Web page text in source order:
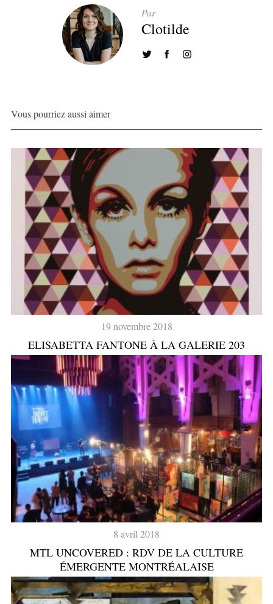
Par
Clotilde
Vous pourriez aussi aimer
19 novembre 2018
ELISABETTA FANTONE À LA GALERIE 203
8 avril 2018
MTL UNCOVERED : RDV DE LA CULTURE
ÉMERGENTE MONTRÉALAISE